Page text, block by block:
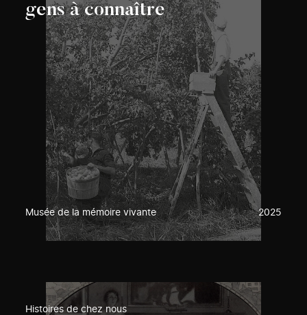
gens à connaître
Musée de la mémoire vivante 2025
Histoires de chez nous